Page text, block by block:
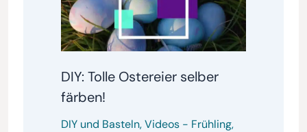
DIY: Tolle Ostereier selber
färben!
DIY und Basteln,Videos- Frühling,